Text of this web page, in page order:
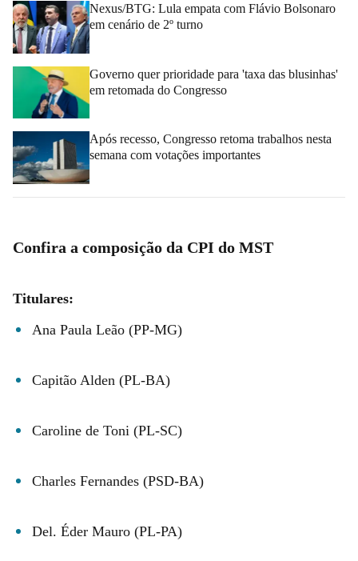
Nexus/BTG: Lula empata com Flávio Bolsonaro
em cenário de 2º turno
Governo quer prioridade para 'taxa das blusinhas'
em retomada do Congresso
Após recesso, Congresso retoma trabalhos nesta
semana com votações importantes
Confira a composição da CPI do MST
Titulares:
Ana Paula Leão (PP-MG)
Capitão Alden (PL-BA)
Caroline de Toni (PL-SC)
Charles Fernandes (PSD-BA)
Del. Éder Mauro (PL-PA)